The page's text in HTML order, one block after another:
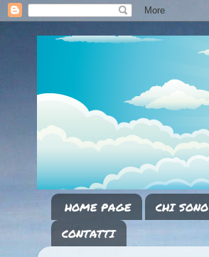
HOME PAGE CHI SONO
CONTATTI